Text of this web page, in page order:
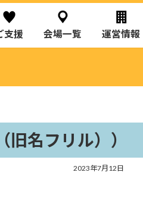
支援 会場一覧 運営情報
名フリル））
2023年7月12日